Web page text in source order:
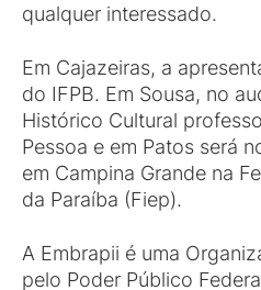
qualquer interessado.
Em Cajazeiras, a
do IFPB. Em Sousa, no
Histórico Cultural
Pessoa e em Patos será
em Campina Grande na
da Paraíba (Fiep).
A Embrapii é uma
pelo Poder Público